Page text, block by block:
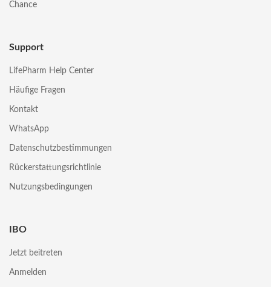
Chance
Support
LifePharm Help Center
Häufige Fragen
Kontakt
WhatsApp
Datenschutzbestimmungen
Rückerstattungsrichtlinie
Nutzungsbedingungen
IBO
Jetzt beitreten
Anmelden